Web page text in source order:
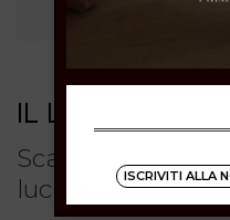
IL LACCIO
Scarpe da
lucido
ISCRIVITI ALLA